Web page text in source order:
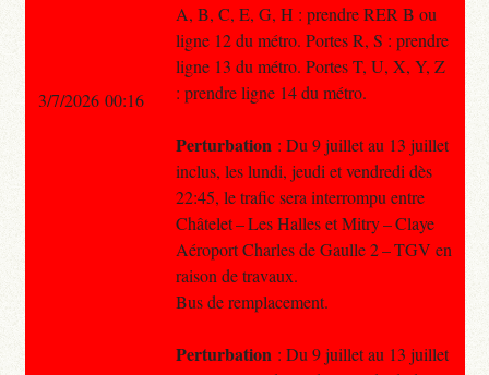
A, B, C, E, G, H : prendre RER B ou
ligne 12 du métro. Portes R, S : prendre
ligne 13 du métro. Portes T, U, X, Y, Z
: prendre ligne 14 du métro.
Perturbation : Du 9 juillet au 13 juillet
inclus, les lundi, jeudi et vendredi dès
22:45, le trafic sera interrompu entre
Châtelet – Les Halles et Mitry – Claye
Aéroport Charles de Gaulle 2 – TGV en
raison de travaux.
Bus de remplacement.
Perturbation : Du 9 juillet au 13 juillet
3/7/2026 00:16